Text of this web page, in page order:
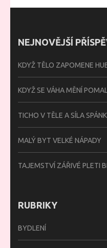
NEJNOVĚJŠÍ
KDYŽ TĚLO ZAPOMENE
KDYŽ SE VÁHA MĚNÍ
TICHO V TĚLE A SÍLA
MALÝ BYT VELKÉ NÁPADY
TAJEMSTVÍ ZÁŘIVÉ PLETI
RUBRIKY
BYDLENÍ